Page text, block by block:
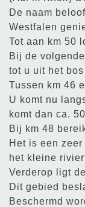
De naam
Westfalen
Tot aan km 50
Bij de
tot u uit het
Tussen km 46
U komt nu
komt dan ca.
Bij km 48
Het is een
het kleine
Verderop ligt
Dit gebied
Beschermd